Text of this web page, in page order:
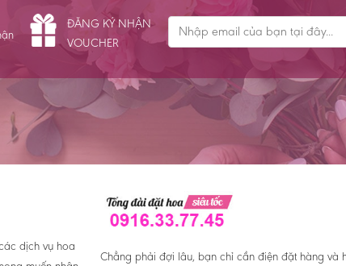
ĐĂNG KÝ NHẬN
VOUCHER
dịch vụ hoa
Chẳng phải đợi lâu, bạn chỉ cần điện đặt hàng và